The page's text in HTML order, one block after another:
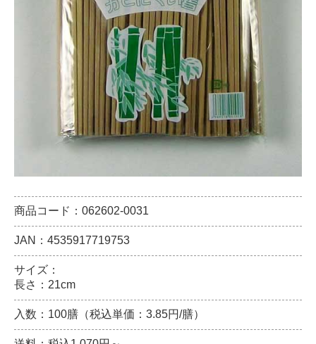
商品コード：062602-0031
JAN：4535917719753
サイズ：
長さ：21cm
入数：100膳（税込単価：3.85円/膳）